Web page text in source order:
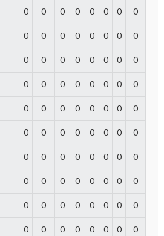
0 0 0 0 0 0 0 0
0 0 0 0 0 0 0 0
0 0 0 0 0 0 0 0
0 0 0 0 0 0 0 0
0 0 0 0 0 0 0 0
0 0 0 0 0 0 0 0
0 0 0 0 0 0 0 0
0 0 0 0 0 0 0 0
0 0 0 0 0 0 0 0
0 0 0 0 0 0 0 0